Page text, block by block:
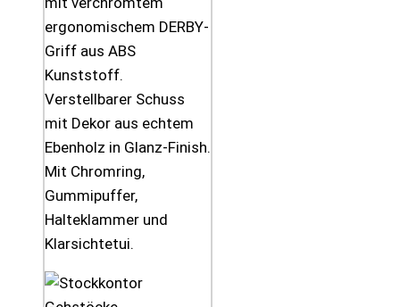
ergonomischem DERBY-
Griff aus ABS
Kunststoff.
Verstellbarer Schuss
mit Dekor aus echtem
Ebenholz in Glanz-Finish.
Mit Chromring,
Gummipuffer,
Halteklammer und
Klarsichtetui.